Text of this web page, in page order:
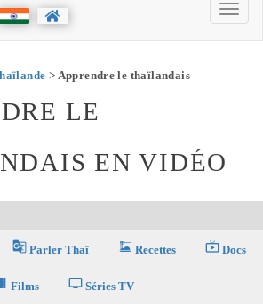
> Apprendre le thaïlandais
LE
EN VIDÉO
g_translate Parler Thaï dinner_dining Recettes live_tv Docs
Films tv Séries TV